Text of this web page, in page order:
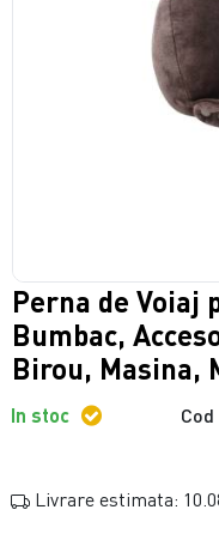
Perna de Voiaj
Bumbac,
Birou, Masina,
In stoc
Livrare estimata: